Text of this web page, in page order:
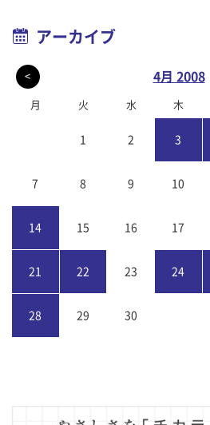
アーカイブ
< 4月 2008
月 火 水 木
1 2 3
7 8 9 10
14 15 16 17
21 22 23 24
28 29 30